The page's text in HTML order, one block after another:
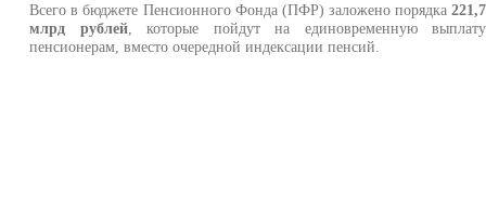
Всего в бюджете Пенсионного Фонда (ПФР) заложено порядка221,7
млрд рублей, которые пойдут на единовременную выплату
пенсионерам, вместо очередной индексации пенсий.